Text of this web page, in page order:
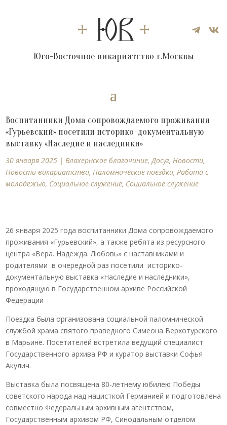
 
Юго-Восточное викариатство г.Москвы
Воспитанники Дома сопровождаемого проживания
«Гурьевский» посетили историко-документальную
выставку «Наследие и наследники»
30 января 2025 |Влахернское благочиние,Досуг,Новости,
Новости викариатства,Паломнические поездки,Работа с
молодежью, Социальное служение, Социальное служение
26 января 2025 года воспитанники Дома сопровождаемого
проживания «Гурьевский», а также ребята из ресурсного
центра «Вера. Надежда. Любовь» с наставниками и
родителями в очередной раз посетили историко-
документальную выставка «Наследие и наследники»,
проходящую в Государственном архиве Российской
Федерации
Поездка была организована социальной паломнической
службой храма святого праведного Симеона Верхотурского
в Марьине. Посетителей встретила ведущий специалист
Государственного архива РФ и куратор выставки Софья
Акулич.
Выставка была посвящена 80-летнему юбилею Победы
советского народа над нацисткой Германией и подготовлена
совместно Федеральным архивным агентством,
Государственным архивом РФ, Синодальным отделом